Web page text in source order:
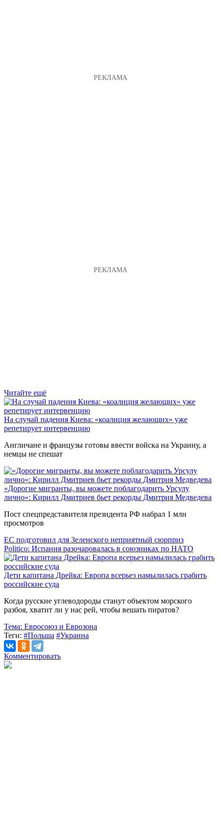
Читайте ещё
На случай падения Киева: «коалиция желающих» уже
репетирует интервенцию
Англичане и французы готовы ввести войска на Украину, а
немцы не спешат
«Дорогие мигранты, вы можете поблагодарить Урсулу
лично»: Кирилл Дмитриев бьет рекорды Дмитрия Медведева
Пост спецпредставителя президента РФ набрал 1 млн
просмотров
ЕС подготовил для Зеленского неприятный сюрприз
Politico: Испания разочаровалась в союзниках по НАТО
Дети капитана Дрейка: Европа всерьез намылилась грабить
российские суда
Когда русские углеводороды станут объектом морского
разбоя, хватит ли у нас рей, чтобы вешать пиратов?
Тема: Евросоюз и Еврозона
Теги: #Польша #Украина
Комментировать